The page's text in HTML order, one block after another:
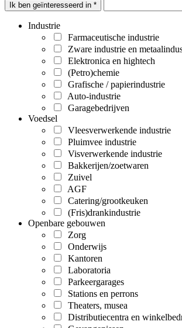
Ik ben geïnteresseerd in *
Industrie
Farmaceutische industrie
Zware industrie en
Elektronica en hightech
(Petro)chemie
Grafische / papierindustrie
Auto-industrie
Garagebedrijven
Voedsel
Vleesverwerkende industrie
Pluimvee industrie
Visverwerkende industrie
Bakkerijen/zoetwaren
Zuivel
AGF
Catering/grootkeuken
(Fris)drankindustrie
Openbare gebouwen
Zorg
Onderwijs
Kantoren
Laboratoria
Parkeergarages
Stations en perrons
Theaters, musea
Distributiecentra en